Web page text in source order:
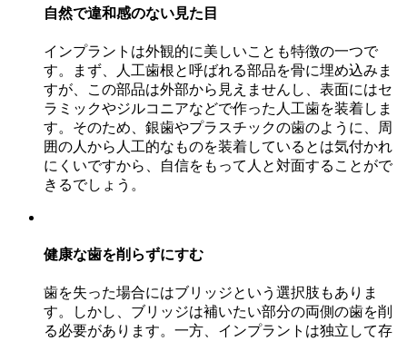
自然で違和感のない見た目
インプラントは外観的に美しいことも特徴の一つで
す。まず、人工歯根と呼ばれる部品を骨に埋め込みま
すが、この部品は外部から見えませんし、表面にはセ
ラミックやジルコニアなどで作った人工歯を装着しま
す。そのため、銀歯やプラスチックの歯のように、周
囲の人から人工的なものを装着しているとは気付かれ
にくいですから、自信をもって人と対面することがで
きるでしょう。
健康な歯を削らずにすむ
歯を失った場合にはブリッジという選択肢もありま
す。しかし、ブリッジは補いたい部分の両側の歯を削
る必要があります。一方、インプラントは独立して存